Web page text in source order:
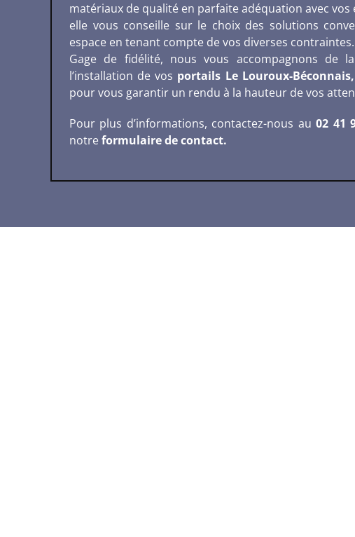
matériaux de qualité en parfaite adéquation avec vos
elle vous conseille sur le choix des solutions
espace en tenant compte de vos diverses contraintes.
Gage de fidélité, nous vous accompagnons de
l’installation de vos portails Le Louroux-
pour vous garantir un rendu à la hauteur de vos
Pour plus d’informations, contactez-nous au02 41
notreformulaire de contact.